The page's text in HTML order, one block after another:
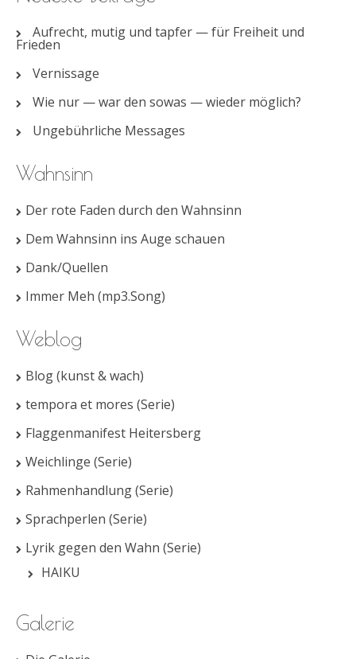
Aufrecht, mutig und tapfer — für Freiheit und
Frieden
Vernissage
Wie nur — war den sowas — wieder möglich?
Ungebührliche Messages
Wahnsinn
Der rote Faden durch den Wahnsinn
Dem Wahnsinn ins Auge schauen
Dank/Quellen
Immer Meh (mp3.Song)
Weblog
Blog (kunst & wach)
tempora et mores (Serie)
Flaggenmanifest Heitersberg
Weichlinge (Serie)
Rahmenhandlung (Serie)
Sprachperlen (Serie)
Lyrik gegen den Wahn (Serie)
HAIKU
Galerie